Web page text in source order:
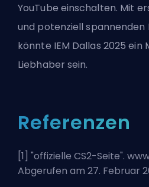
YouTube einschalten. Mit
und potenziell spannenden
könnte IEM Dallas 2025 ein
Liebhaber sein.
Referenzen
[1] "offizielle CS2-Seite".
Abgerufen am 27. Februar